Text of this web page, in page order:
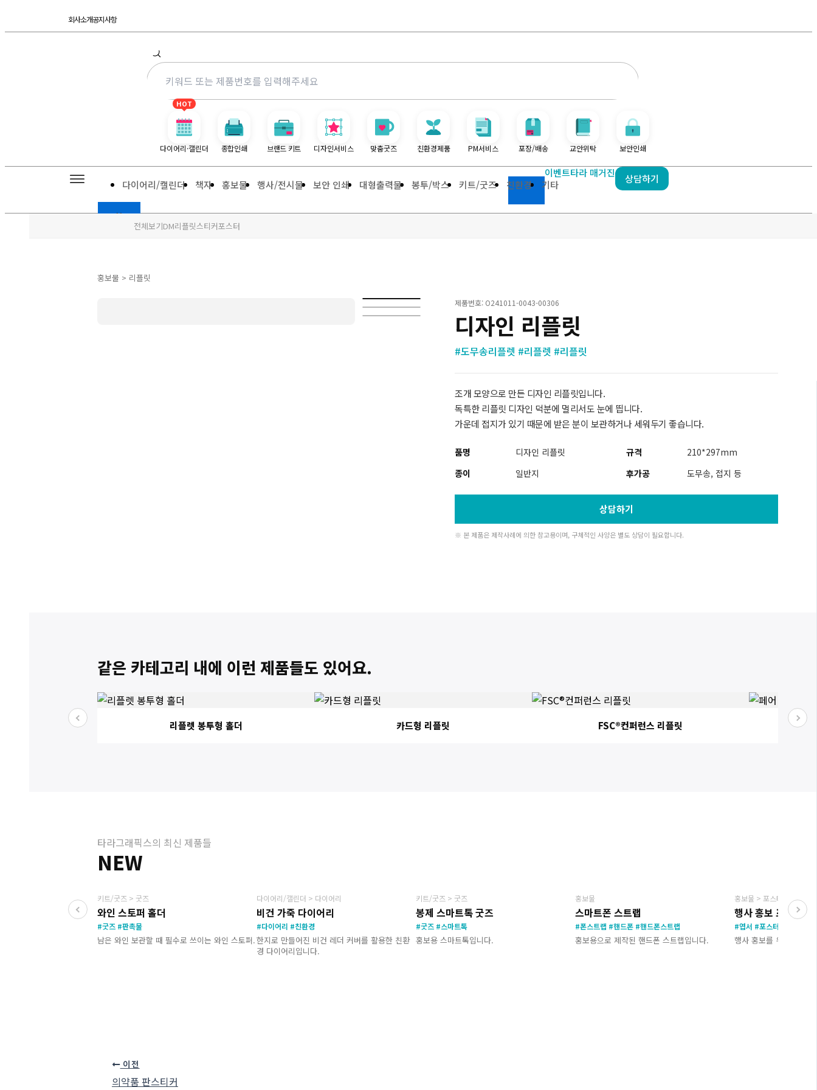
회사소개공지사항
HOT
다이어리·캘린더 종합인쇄 브랜드 키트 디자인서비스 맞춤굿즈 친환경제품 PM서비스 포장/배송 교안위탁 보안인쇄
다이어리/캘린더 책자 홍보물 행사/전시물 보안 인쇄 대형출력물 봉투/박스 키트/굿즈 친환경 기타
X
이벤트타라 매거진 상담하기
전체보기DM리플릿스티커포스터
홍보물 > 리플릿
제품번호: O241011-0043-00306
디자인 리플릿
#도무송리플렛 #리플렛 #리플릿
조개 모양으로 만든 디자인 리플릿입니다.
독특한 리플릿 디자인 덕분에 멀리서도 눈에 띕니다.
가운데 접지가 있기 때문에 받은 분이 보관하거나 세워두기 좋습니다.
품명 디자인 리플릿 규격
210*297mm
종이
일반지 후가공 도무송, 접지 등
상담하기
※ 본 제품은 제작사례에 의한 참고용이며, 구체적인 사양은 별도 상담이 필요합니다.
같은 카테고리 내에 이런 제품들도 있어요.
리플렛 봉투형 홀더 카드형 리플릿 FSC®컨퍼런스 리플릿
타라그래픽스의 최신 제품들
NEW
키트/굿즈 > 굿즈
와인 스토퍼 홀더
#굿즈 #판촉물
남은 와인 보관할 때 필수로 쓰이는 와인 스토퍼.
다이어리/캘린더 > 다이어리
비건 가죽 다이어리
#다이어리 #친환경
한지로 만들어진 비건 레더 커버를 활용한 친환
경 다이어리입니다.
키트/굿즈 > 굿즈
봉제 스마트톡 굿즈
#굿즈 #스마트톡
홍보용 스마트톡입니다.
홍보물
스마트폰 스트랩
#폰스트랩 #핸드폰 #핸드폰스트랩
홍보용으로 제작된 핸드폰 스트랩입니다.
홍보물 > 포스터
행사 홍보 포스터,
#엽서 #포스터
행사 홍보를 위해 제작
이전
의약품 판스티커